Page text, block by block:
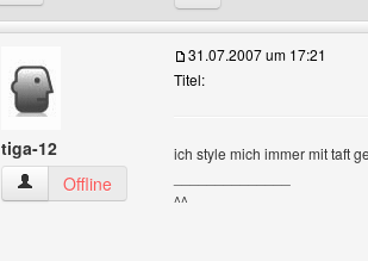
tiga-12
tiga-12 Benutzer-Profile anzeigen
Offline
31.07.2007 um 17:21
Titel:
ich style mich immer mit taft
^^